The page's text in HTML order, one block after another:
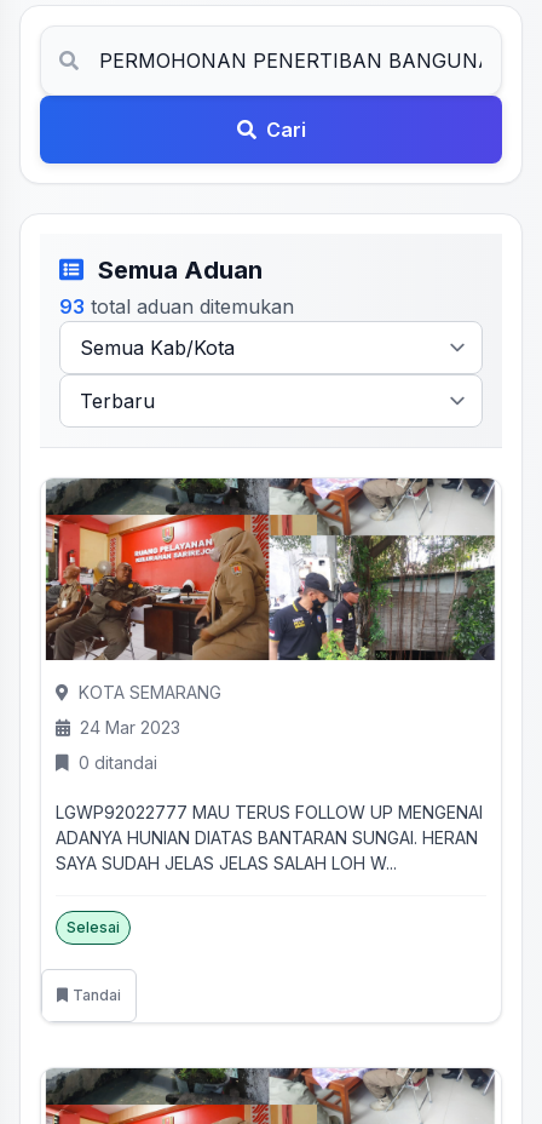
Cari
Semua Aduan
93 total aduan ditemukan
KOTA SEMARANG
24 Mar 2023
0 ditandai
LGWP92022777 MAU TERUS FOLLOW UP MENGENAI
ADANYA HUNIAN DIATAS BANTARAN SUNGAI. HERAN
SAYA SUDAH JELAS JELAS SALAH LOH W...
Selesai
Tandai